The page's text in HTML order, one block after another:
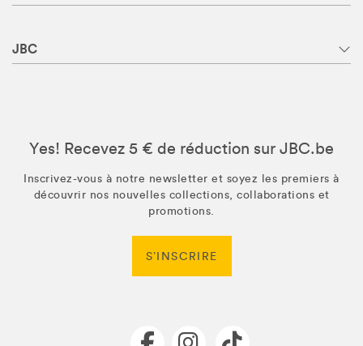
JBC
Yes! Recevez 5 € de réduction sur JBC.be
Inscrivez-vous à notre newsletter et soyez les premiers à
découvrir nos nouvelles collections, collaborations et
promotions.
S’INSCRIRE